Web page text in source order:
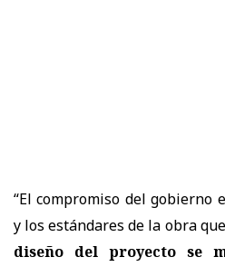
“El compromiso del gobierno
y los estándares de la obra
diseño del proyecto se